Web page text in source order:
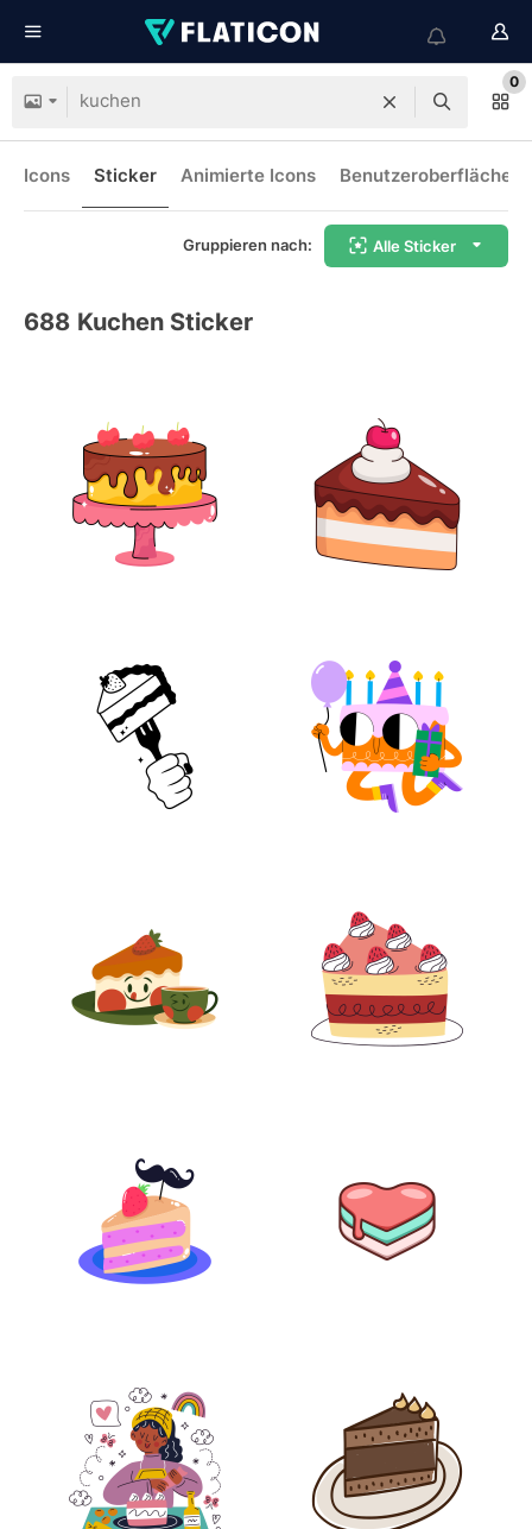
0
Icons Sticker Animierte Icons
Gruppieren nach: Alle Sticker
688 Kuchen Sticker